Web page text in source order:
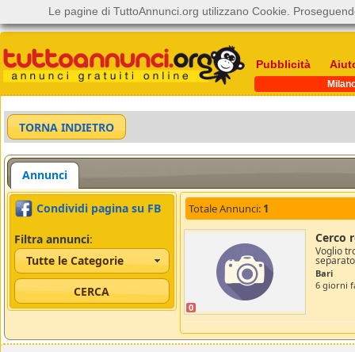
Pubblicità
Annunci
Condividi pagina su FB
Filtra annunci:
Tutte le Categorie
Totale Annunci: 1
0
Cerco
Voglio
Bari
6 giorni
Le pagine di TuttoAnnunci.org utilizzano Cookie.